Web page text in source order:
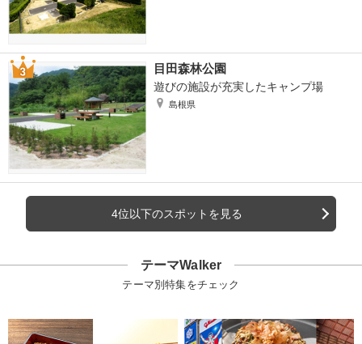
目田森林公園
遊びの施設が充実したキャンプ場
島根県
4位以下のスポットを見る
テーマWalker
テーマ別特集をチェック